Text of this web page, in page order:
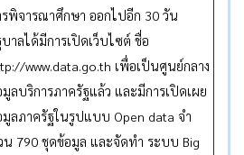
รพิจารณาศึกษา ออกไปอีก 30 วัน
บาลได้มีการเปิดเว็บไซต์ ชื่อ
www.data.go.th เพื่อเป็นศูนย์กลาง
ลบริการภาครัฐแล้ว และมีการเปิดเผย
มูลภาครัฐในรูปแบบ Open data จำ
น 790 ชุดข้อมูล และจัดทำ ระบบ Big